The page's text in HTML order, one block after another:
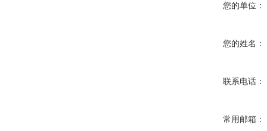
您的单位：
您的姓名：
联系电话：
常用邮箱：